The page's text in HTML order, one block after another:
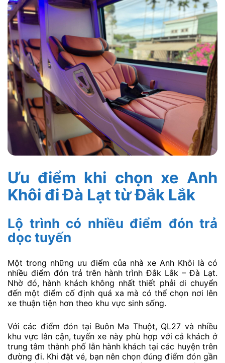
Ưu điểm khi chọn xe Anh
Khôi đi Đà Lạt từ Đắk Lắk
Lộ trình có nhiều điểm đón trả
dọc tuyến
Một trong những ưu điểm của nhà xe Anh Khôi là có
nhiều điểm đón trả trên hành trình Đắk Lắk – Đà Lạt.
Nhờ đó, hành khách không nhất thiết phải di chuyển
đến một điểm cố định quá xa mà có thể chọn nơi lên
xe thuận tiện hơn theo khu vực sinh sống.
Với các điểm đón tại Buôn Ma Thuột, QL27 và nhiều
khu vực lân cận, tuyến xe này phù hợp với cả khách ở
trung tâm thành phố lẫn hành khách tại các huyện trên
đường đi. Khi đặt vé, bạn nên chọn đúng điểm đón gần